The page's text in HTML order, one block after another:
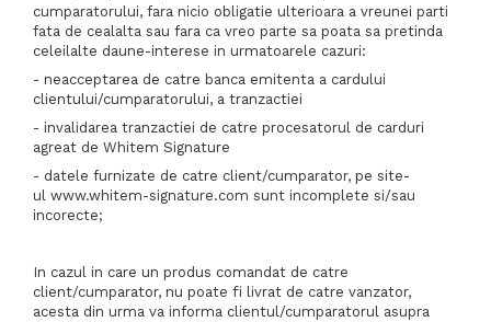
cumparatorului, fara nicio obligatie ulterioara a vreunei parti
fata de cealalta sau fara ca vreo parte sa poata sa pretinda
celeilalte daune-interese in urmatoarele cazuri:
- neacceptarea de catre banca emitenta a cardului
clientului/cumparatorului, a tranzactiei
- invalidarea tranzactiei de catre procesatorul de carduri
agreat de Whitem Signature
- datele furnizate de catre client/cumparator, pe site-
ul www.whitem-signature.com sunt incomplete si/sau
incorecte;
In cazul in care un produs comandat de catre
client/cumparator, nu poate fi livrat de catre vanzator,
acesta din urma va informa clientul/cumparatorul asupra